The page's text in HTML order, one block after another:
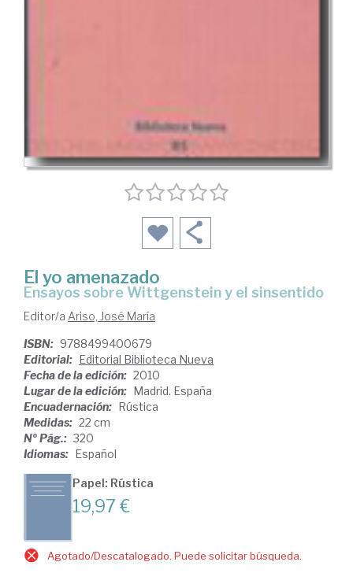
El yo amenazado
ensayos sobre Wittgenstein y el sinsentido
Editor/a Ariso, José María
ISBN: 9788499400679
Editorial: Editorial Biblioteca Nueva
Fecha de la edición: 2010
Lugar de la edición: Madrid. España
Encuadernación: Rústica
Medidas: 22 cm
Nº Pág.: 320
Idiomas: Español
Papel: Rústica
19,97 €
Agotado/Descatalogado. Puede solicitar búsqueda.